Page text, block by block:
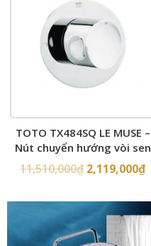
TOTO TX484SQ LE MUSE –
Nút chuyển hướng vòi sen
âm tường
11,510,000₫ 2,119,000₫